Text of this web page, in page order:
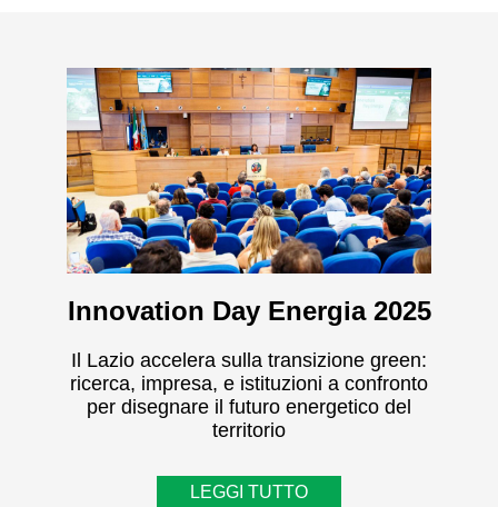
Innovation Day Energia 2025
Il Lazio accelera sulla transizione green:
ricerca, impresa, e istituzioni a confronto
per disegnare il futuro energetico del
territorio
LEGGI TUTTO